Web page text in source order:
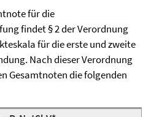
für die
findet § 2 der Verordnung
für die erste und zweite
Nach dieser Verordnung
Gesamtnoten die folgenden